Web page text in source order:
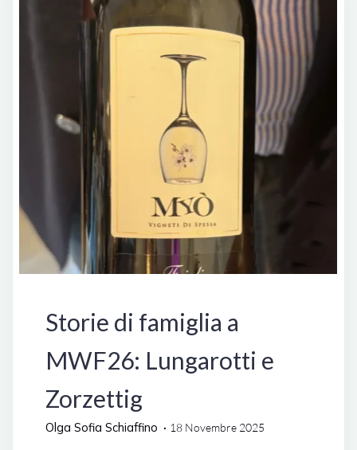
Storie di famiglia a
MWF26: Lungarotti e
Zorzettig
Olga Sofia Schiaffino 18 Novembre 2025